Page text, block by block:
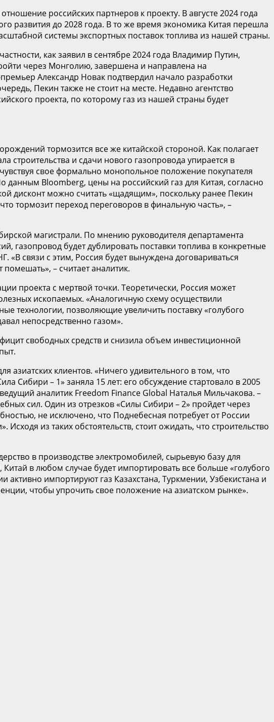
российских партнеров к проекту. В августе 2024 года
развития до 2028 года. В то же время экономика Китая перешла
системы экспортных поставок топлива из нашей страны.
как заявил в сентябре 2024 года Владимир Путин,
через Монголию, завершена и направлена на
Александр Новак подтвердил начало разработки
Пекин также не стоит на месте. Недавно агентство
проекта, по которому газ из нашей страны будет
тормозится все же китайской стороной. Как полагает
строительства и сдачи нового газопровода упирается в
свое формально монопольное положение покупателя
данным Bloomberg, цены на российский газ для Китая, согласно
дисконт можно считать «щадящим», поскольку ранее Пекин
тормозит переход переговоров в финальную часть», –
магистрали. По мнению руководителя департамента
газопровод будет дублировать поставки топлива в конкретные
«В связи с этим, Россия будет вынуждена договариваться
– считает аналитик.
проекта с мертвой точки. Теоретически, Россия может
ископаемых. «Аналогичную схему осуществили
технологии, позволяющие увеличить поставку «голубого
непосредственно газом».
свободных средств и снизила объем инвестиционной
азиатских клиентов. «Ничего удивительного в том, что
Сибири – 1» заняла 15 лет: его обсуждение стартовало в 2005
аналитик Freedom Finance Global Наталья Мильчакова. –
сил. Один из отрезков «Силы Сибири – 2» пройдет через
не исключено, что Поднебесная потребует от России
из таких обстоятельств, стоит ожидать, что строительство
в производстве электромобилей, сырьевую базу для
в любом случае будет импортировать все больше «голубого
активно импортируют газ Казахстана, Туркмении, Узбекистана и
чтобы упрочить свое положение на азиатском рынке».